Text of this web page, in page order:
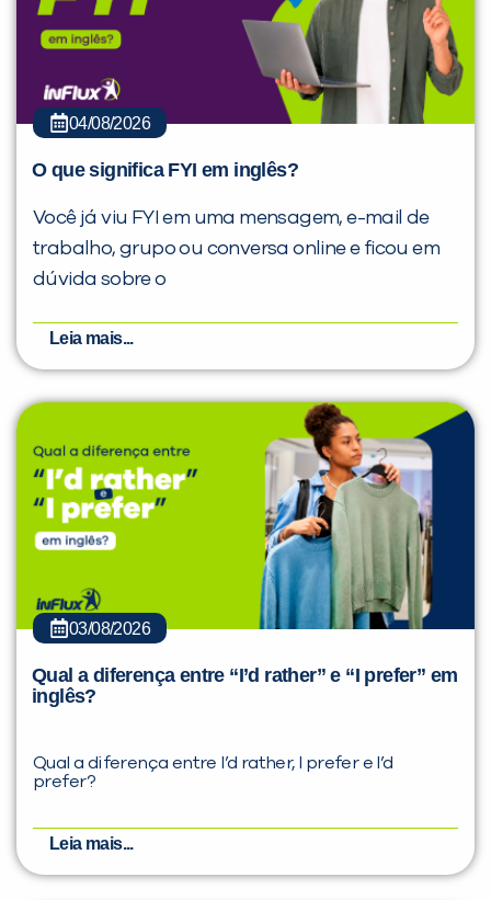
04/08/2026
O que significa FYI em inglês?
Você já viu FYI em uma mensagem, e-mail de
trabalho, grupo ou conversa online e ficou em
dúvida sobre o
Leia mais...
03/08/2026
Qual a diferença entre “I’d rather” e “I prefer” em
inglês?
Qual a diferença entre I’d rather, I prefer e I’d
prefer?
Leia mais...